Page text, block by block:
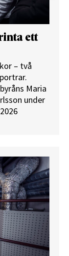
ett
– två
Maria
under